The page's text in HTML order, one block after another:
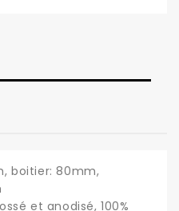
boitier: 80mm,
et anodisé, 100%